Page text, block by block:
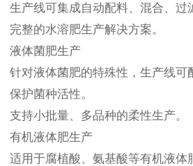
生产线可集成自动配料、混合、过
完整的水溶肥生产解决方案。
液体菌肥生产
针对液体菌肥的特殊性，生产线可
保护菌种活性。
支持小批量、多品种的柔性生产。
有机液体肥生产
适用于腐植酸、氨基酸等有机液体